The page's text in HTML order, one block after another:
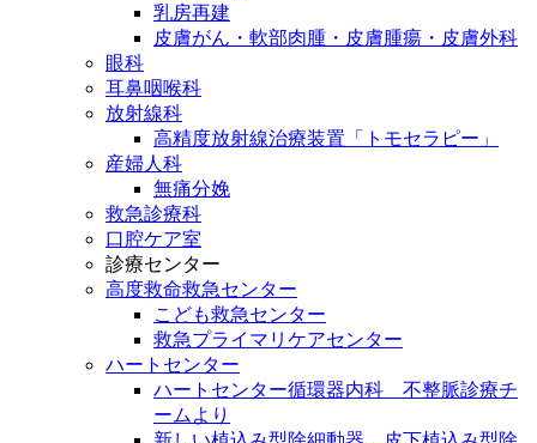
乳房再建
皮膚がん・軟部肉腫・皮膚腫瘍・皮膚外科
眼科
耳鼻咽喉科
放射線科
高精度放射線治療装置「トモセラピー」
産婦人科
無痛分娩
救急診療科
口腔ケア室
診療センター
高度救命救急センター
こども救急センター
救急プライマリケアセンター
ハートセンター
ハートセンター循環器内科 不整脈診療チ
ームより